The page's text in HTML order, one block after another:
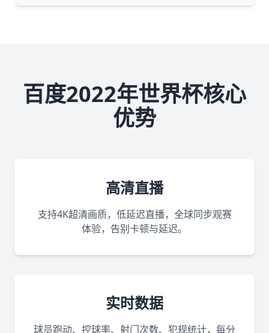
百度2022年世界杯核心
优势
高清直播
支持4K超清画质，低延迟直播，全球同步观赛
体验，告别卡顿与延迟。
实时数据
球员跑动、控球率、射门次数、犯规统计，每分